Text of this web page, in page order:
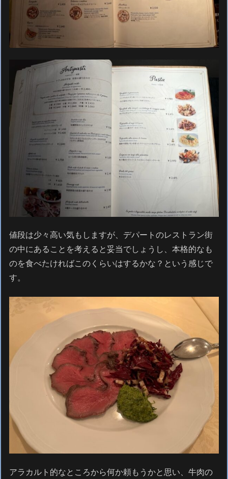
値段は少々高い気もしますが、デパートのレストラン街
の中にあることを考えると妥当でしょうし、本格的なも
のを食べたければこのくらいはするかな？という感じで
す。
アラカルト的なところから何か頼もうかと思い、牛肉の